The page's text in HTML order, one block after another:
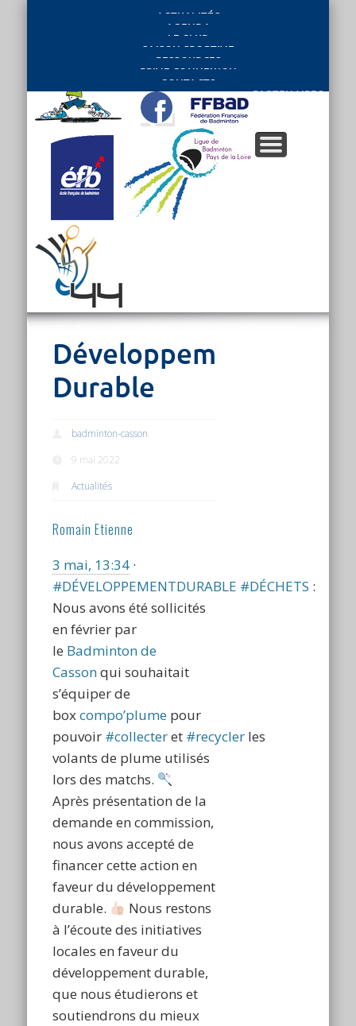
ACTUALITÉS
AGENDA
LE CLUB
SAISON SPORTIVE
RESSOURCES
PRIVE CONNEXION
CONTACTS
PARTENAIRES
Développement
Durable
badminton-casson
9 mai 2022
Actualités
Romain Etienne
3 mai, 13:34 ·
#DÉVELOPPEMENTDURABLE #DÉCHETS :
Nous avons été sollicités
en février par
le Badminton de
Cassonqui souhaitait
s’équiper de
boxcompo’plume pour
pouvoir #collecteret #recycler les
volants de plume utilisés
lors des matchs.
Après présentation de la
demande en commission,
nous avons accepté de
financer cette action en
faveur du développement
durable.
Nous restons
à l’écoute des initiatives
locales en faveur du
développement durable,
que nous étudierons et
soutiendrons du mieux